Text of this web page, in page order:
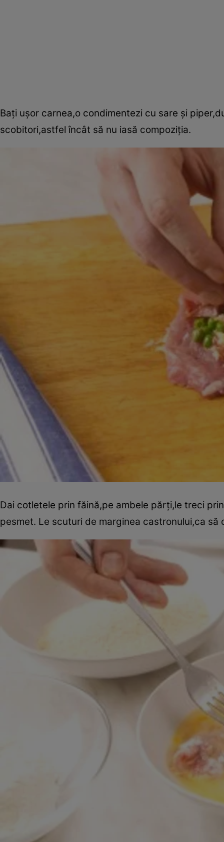
Baţi uşor carnea,o condimentezi cu sare şi
scobitori,astfel încât să nu iasă compoziţia.
Dai cotletele prin făină,pe ambele părţi,le treci
pesmet. Le scuturi de marginea castronului,ca să